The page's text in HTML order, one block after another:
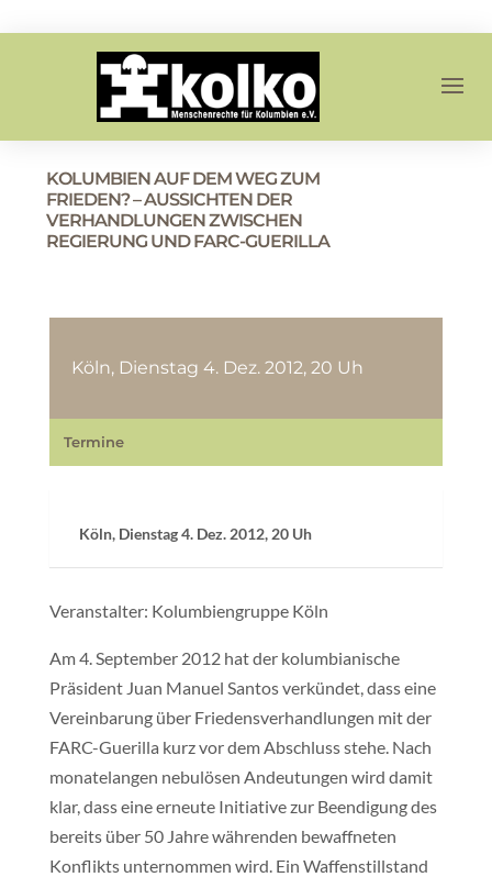
KOLUMBIEN AUF DEM WEG ZUM
FRIEDEN? – AUSSICHTEN DER
VERHANDLUNGEN ZWISCHEN
REGIERUNG UND FARC-GUERILLA
Köln, Dienstag 4. Dez. 2012, 20 Uh
Termine
Köln, Dienstag 4. Dez. 2012, 20 Uh
Veranstalter: Kolumbiengruppe Köln
Am 4. September 2012 hat der kolumbianische
Präsident Juan Manuel Santos verkündet, dass eine
Vereinbarung über Friedensverhandlungen mit der
FARC-Guerilla kurz vor dem Abschluss stehe. Nach
monatelangen nebulösen Andeutungen wird damit
klar, dass eine erneute Initiative zur Beendigung des
bereits über 50 Jahre währenden bewaffneten
Konflikts unternommen wird. Ein Waffenstillstand